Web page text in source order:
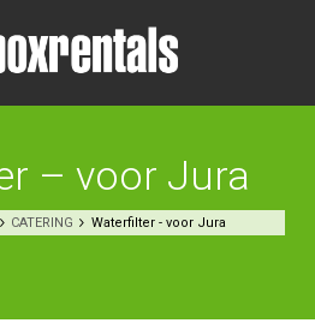
– voor Jura
CATERING Waterfilter - voor Jura